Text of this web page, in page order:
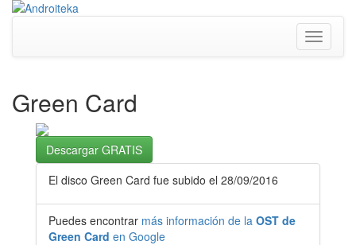
Toggle
Green Card
Descargar GRATIS
El disco Green Card fue subido el 28/09/2016
Puedes encontrar más información de la OST de
Green Card en Google